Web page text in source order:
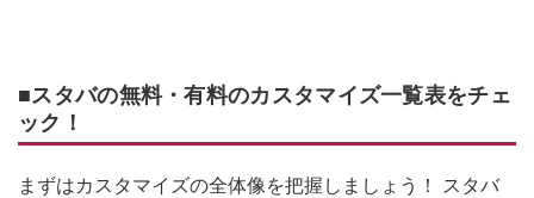
■スタバの無料・有料のカスタマイズ一覧表をチェ
ック！
まずはカスタマイズの全体像を把握しましょう！ スタバ